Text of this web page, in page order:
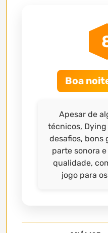
Boa
Apesar de
técnicos,
desafios, bons
parte sonora
qualidade,
jogo para